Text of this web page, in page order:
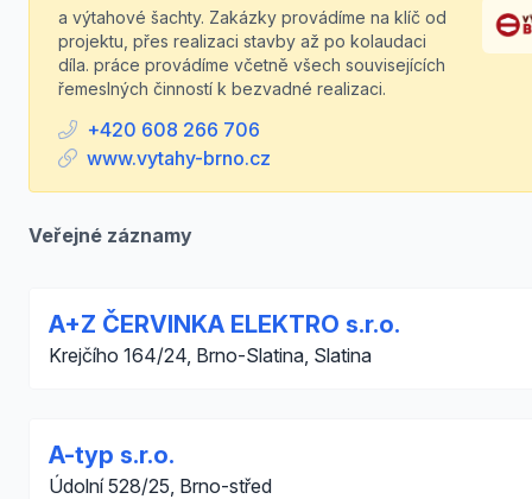
a výtahové šachty. Zakázky provádíme na klíč od
projektu, přes realizaci stavby až po kolaudaci
díla. práce provádíme včetně všech souvisejících
řemeslných činností k bezvadné realizaci.
+420 608 266 706
www.vytahy-brno.cz
Veřejné záznamy
A+Z ČERVINKA ELEKTRO s.r.o.
Krejčího 164/24, Brno-Slatina, Slatina
A-typ s.r.o.
Údolní 528/25, Brno-střed